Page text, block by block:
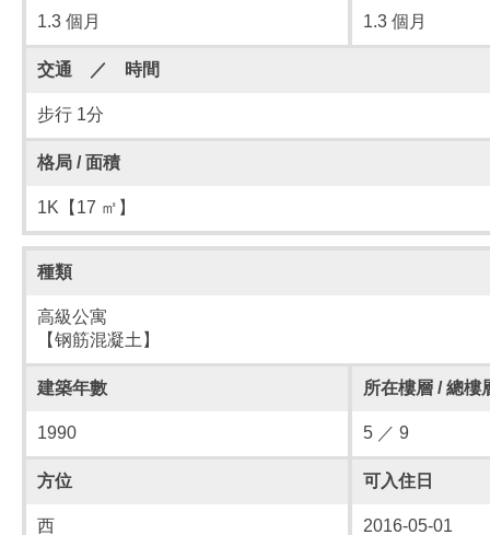
1.3 個月 1.3 個月
交通 ／ 時間
步行 1分
格局 / 面積
1K【17 ㎡】
種類
高級公寓
【钢筋混凝土】
建築年數 所在樓層 / 總樓
1990 5 ／ 9
方位 可入住日
西 2016-05-01